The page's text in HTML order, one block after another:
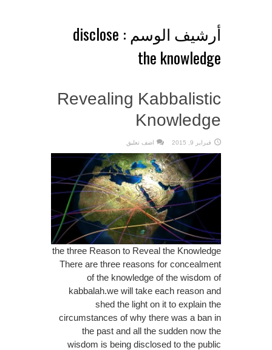
أرشيف الوسم : disclose
the knowledge
Revealing Kabbalistic
Knowledge
فبراير 9, 2015 اضف تعليق
the three Reason to Reveal the Knowledge
There are three reasons for concealment
of the knowledge of the wisdom of
kabbalah.we will take each reason and
shed the light on it to explain the
circumstances of why there was a ban in
the past and all the sudden now the
wisdom is being disclosed to the public